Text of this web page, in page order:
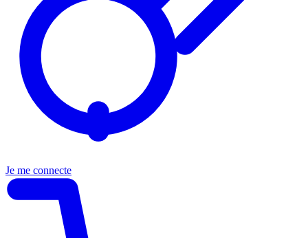
Je me connecte